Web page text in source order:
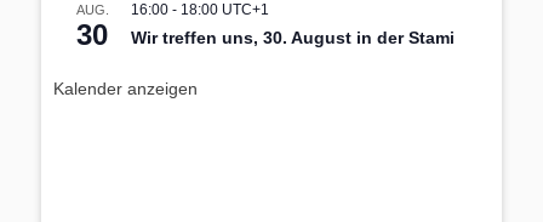
AUG.
30
16:00 - 18:00 UTC+1
Wir treffen uns, 30. August in der Stami
Kalender anzeigen